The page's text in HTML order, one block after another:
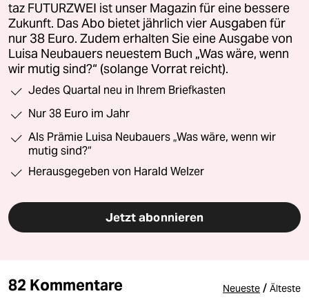
taz FUTURZWEI ist unser Magazin für eine bessere
Zukunft. Das Abo bietet jährlich vier Ausgaben für
nur 38 Euro. Zudem erhalten Sie eine Ausgabe von
Luisa Neubauers neuestem Buch „Was wäre, wenn
wir mutig sind?“ (solange Vorrat reicht).
Jedes Quartal neu in Ihrem Briefkasten
Nur 38 Euro im Jahr
Als Prämie Luisa Neubauers „Was wäre, wenn wir
mutig sind?“
Herausgegeben von Harald Welzer
Jetzt abonnieren
82 Kommentare Neueste / Älteste